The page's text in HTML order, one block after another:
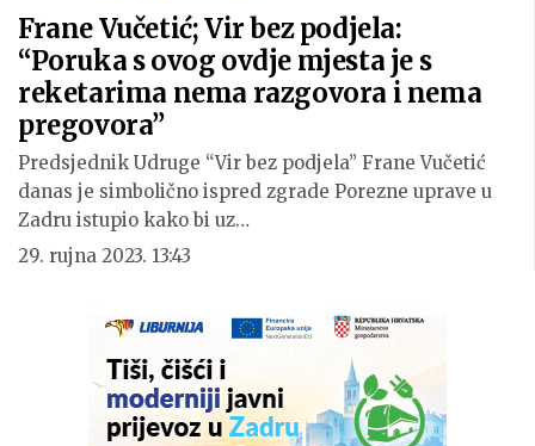
Frane Vučetić; Vir bez podjela:
“Poruka s ovog ovdje mjesta je s
reketarima nema razgovora i nema
pregovora”
Predsjednik Udruge “Vir bez podjela” Frane Vučetić
danas je simbolično ispred zgrade Porezne uprave u
Zadru istupio kako bi uz…
29. rujna 2023. 13:43